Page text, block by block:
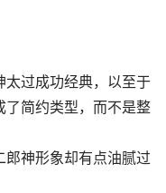
太过成功经典，以至于
了简约类型，而不是整
神形象却有点油腻过